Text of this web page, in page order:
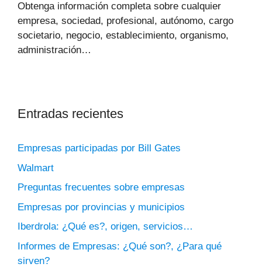
Obtenga información completa sobre cualquier
empresa, sociedad, profesional, autónomo, cargo
societario, negocio, establecimiento, organismo,
administración…
Entradas recientes
Empresas participadas por Bill Gates
Walmart
Preguntas frecuentes sobre empresas
Empresas por provincias y municipios
Iberdrola: ¿Qué es?, origen, servicios…
Informes de Empresas: ¿Qué son?, ¿Para qué
sirven?